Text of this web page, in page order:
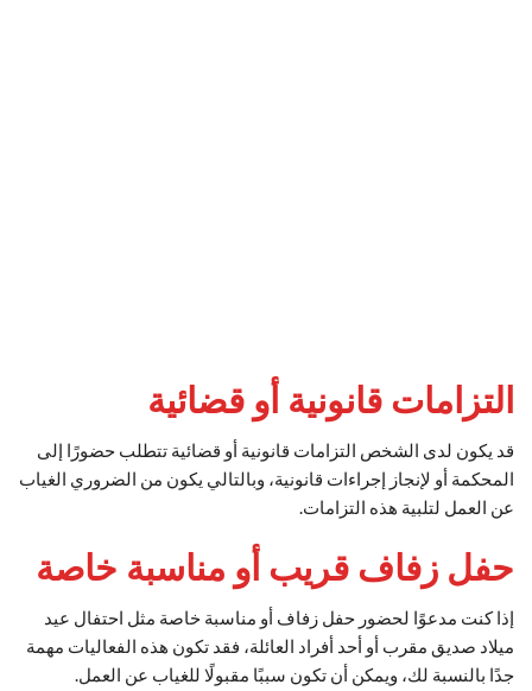
التزامات قانونية أو قضائية
قد يكون لدى الشخص التزامات قانونية أو قضائية تتطلب حضورًا إلى
المحكمة أو لإنجاز إجراءات قانونية، وبالتالي يكون من الضروري الغياب
عن العمل لتلبية هذه التزامات.
حفل زفاف قريب أو مناسبة خاصة
إذا كنت مدعوًا لحضور حفل زفاف أو مناسبة خاصة مثل احتفال عيد
ميلاد صديق مقرب أو أحد أفراد العائلة، فقد تكون هذه الفعاليات مهمة
جدًا بالنسبة لك، ويمكن أن تكون سببًا مقبولًا للغياب عن العمل.